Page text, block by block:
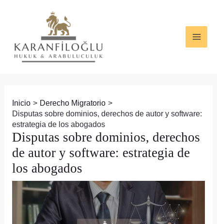
Inicio
Derecho Migratorio
Disputas sobre dominios, derechos de autor y software:
estrategia de los abogados
Disputas sobre dominios, derechos
de autor y software: estrategia de
los abogados